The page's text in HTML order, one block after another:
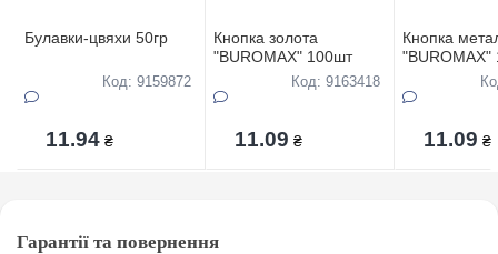
Булавки-цвяхи 50гр
Код: 9159872
11.94 ₴
Кнопка золота
"BUROMAX" 100шт
Код: 9163418
11.09 ₴
Кнопка
"BUROMAX"
11.09 ₴
Гарантії та повернення